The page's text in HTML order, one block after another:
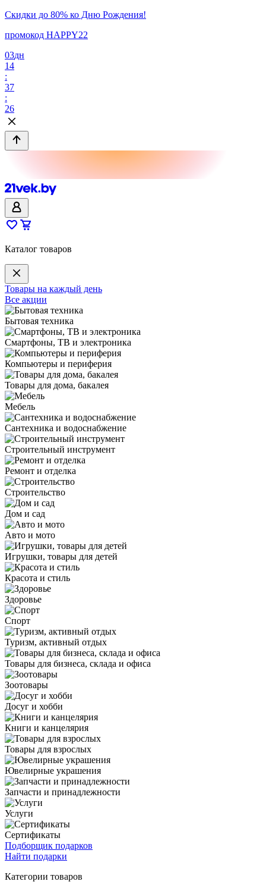
Скидки до 80% ко Дню Рождения!
промокод HAPPY22
03дн
14
:
37
:
26
Каталог товаров
Товары на каждый день
Все акции
Бытовая техника
Смартфоны, ТВ и электроника
Компьютеры и периферия
Товары для дома, бакалея
Мебель
Сантехника и водоснабжение
Строительный инструмент
Ремонт и отделка
Строительство
Дом и сад
Авто и мото
Игрушки, товары для детей
Красота и стиль
Здоровье
Спорт
Туризм, активный отдых
Товары для бизнеса, склада и офиса
Зоотовары
Досуг и хобби
Книги и канцелярия
Товары для взрослых
Ювелирные украшения
Запчасти и принадлежности
Услуги
Сертификаты
Подборщик подарков
Найти подарки
Категории товаров